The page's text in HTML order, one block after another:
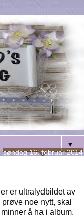
▼
søndag 16. februar 2014
er ultralydbildet av
noe nytt, skal
å ha i album.